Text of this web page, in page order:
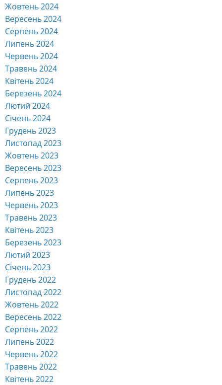
Жовтень 2024
Вересень 2024
Серпень 2024
Липень 2024
Червень 2024
Травень 2024
Квітень 2024
Березень 2024
Лютий 2024
Січень 2024
Грудень 2023
Листопад 2023
Жовтень 2023
Вересень 2023
Серпень 2023
Липень 2023
Червень 2023
Травень 2023
Квітень 2023
Березень 2023
Лютий 2023
Січень 2023
Грудень 2022
Листопад 2022
Жовтень 2022
Вересень 2022
Серпень 2022
Липень 2022
Червень 2022
Травень 2022
Квітень 2022